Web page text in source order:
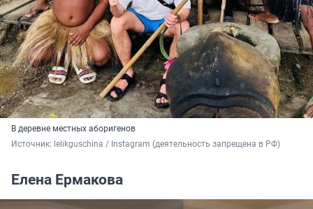
В деревне местных аборигенов
Источник: lelikguschina / Instagram (деятельность запрещена в РФ)
Елена Ермакова